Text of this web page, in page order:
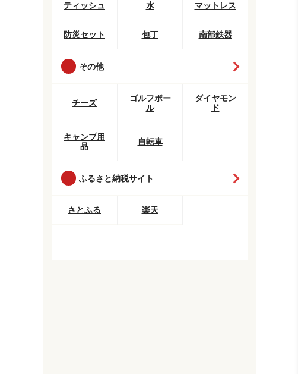
ティッシュ 水 マットレス
防災セット 包丁 南部鉄器
その他
チーズ
ゴルフボー
ル
ダイヤモン
ド
キャンプ用
品
自転車
ふるさと納税サイト
さとふる 楽天